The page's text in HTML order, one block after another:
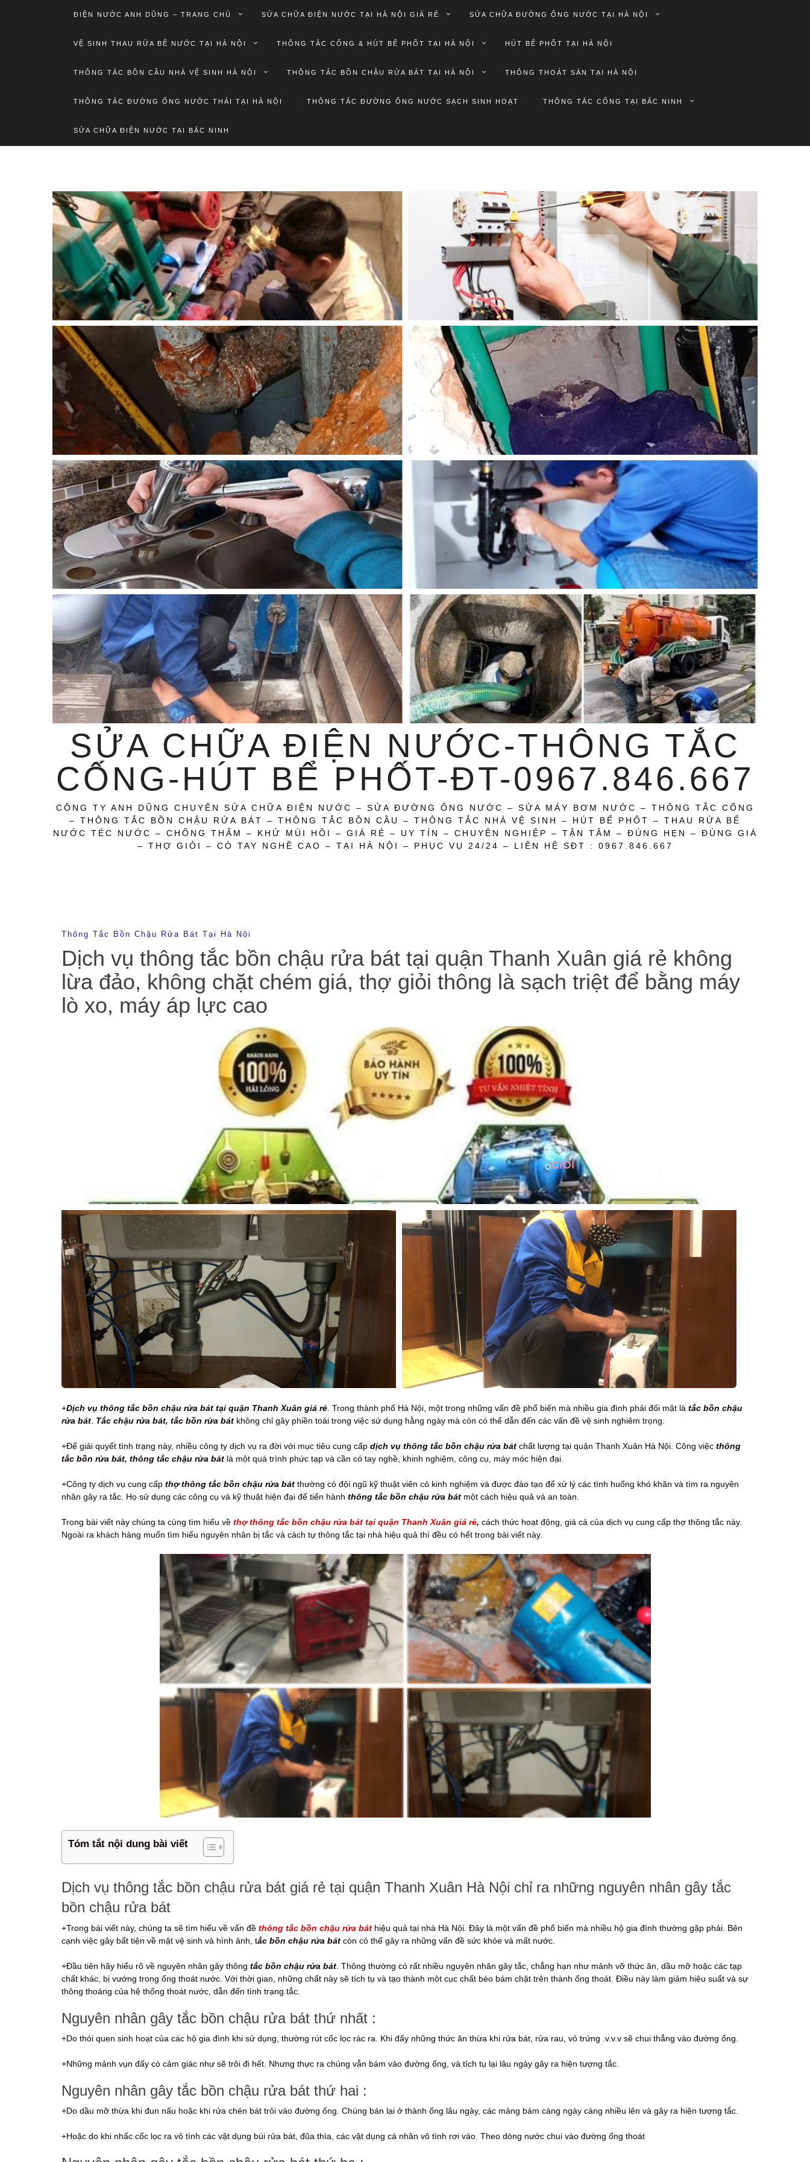
ĐIỆN NƯỚC ANH DŨNG – TRANG CHỦ SỬA CHỮA ĐIỆN NƯỚC TẠI HÀ NỘI GIÁ RẺ SỬA CHỮA ĐƯỜNG ỐNG NƯỚC TẠI HÀ NỘI
VỆ SINH THAU RỬA BỂ NƯỚC TẠI HÀ NỘI THÔNG TẮC CỐNG & HÚT BỂ PHỐT TẠI HÀ NỘI HÚT BỂ PHỐT TẠI HÀ NỘI
THÔNG TẮC BỒN CẦU NHÀ VỆ SINH HÀ NỘI THÔNG TẮC BỒN CHẬU RỬA BÁT TẠI HÀ NỘI THÔNG THOÁT SÀN TẠI HÀ NỘI
THÔNG TẮC ĐƯỜNG ỐNG NƯỚC THẢI TẠI HÀ NỘI THÔNG TẮC ĐƯỜNG ỐNG NƯỚC SẠCH SINH HOẠT THÔNG TẮC CỐNG TẠI BẮC NINH
SỬA CHỮA ĐIỆN NƯỚC TẠI BẮC NINH
SỬA CHỮA ĐIỆN NƯỚC-THÔNG TẮC
CỐNG-HÚT BỂ PHỐT-ĐT-0967.846.667
CÔNG TY ANH DŨNG CHUYÊN SỬA CHỮA ĐIỆN NƯỚC – SỬA ĐƯỜNG ỐNG NƯỚC – SỬA MÁY BƠM NƯỚC – THÔNG TẮC CỐNG
– THÔNG TẮC BỒN CHẬU RỬA BÁT – THÔNG TẮC BỒN CẦU – THÔNG TẮC NHÀ VỆ SINH – HÚT BỂ PHỐT – THAU RỬA BỂ
NƯỚC TÉC NƯỚC – CHỐNG THẤM – KHỬ MÙI HÔI – GIÁ RẺ – UY TÍN – CHUYÊN NGHIỆP – TẬN TÂM – ĐÚNG HẸN – ĐÚNG GIÁ
– THỢ GIỎI – CÓ TAY NGHỀ CAO – TẠI HÀ NỘI – PHỤC VỤ 24/24 – LIÊN HỆ SĐT : 0967.846.667
Thông Tắc Bồn Chậu Rửa Bát Tại Hà Nội
Dịch vụ thông tắc bồn chậu rửa bát tại quận Thanh Xuân giá rẻ không
lừa đảo, không chặt chém giá, thợ giỏi thông là sạch triệt để bằng máy
lò xo, máy áp lực cao
+Dịch vụ thông tắc bồn chậu rửa bát tại quận Thanh Xuân giá rẻ . Trong thành phố Hà Nội, một trong những vấn đề phổ biến mà nhiều gia đình phải đối mặt là tắc bồn chậu
rửa bát Tắc chậu rửa bát, tắc bồn rửa bát không chỉ gây phiền toái trong việc sử dụng hằng ngày mà còn có thể dẫn đến các vấn đề vệ sinh nghiêm trọng.
+Để giải quyết tình trạng này, nhiều công ty dịch vụ ra đời với mục tiêu cung cấp dịch vụ thông tắc bồn chậu rửa bát chất lượng tại quận Thanh Xuân Hà Nội. Công việc thông
tắc bồn rửa bát, thông tắc chậu rửa bát là một quá trình phức tạp và cần có tay nghề, khinh nghiệm, công cụ, máy móc hiện đại.
+Công ty dịch vụ cung cấp thợ thông tắc bồn chậu rửa bát thường có đội ngũ kỹ thuật viên có kinh nghiệm và được đào tạo để xử lý các tình huống khó khăn và tìm ra nguyên
nhân gây ra tắc. Họ sử dụng các công cụ và kỹ thuật hiện đại để tiến hành thông tắc bồn chậu rửa bát một cách hiệu quả và an toàn.
Trong bài viết này chúng ta cùng tìm hiểu về thợ thông tắc bồn chậu rửa bát tại quận Thanh Xuân giá rẻ, cách thức hoạt động, giá cả của dịch vụ cung cấp thợ thông tắc này.
Ngoài ra khách hàng muốn tìm hiểu nguyên nhân bị tắc và cách tự thông tắc tại nhà hiệu quả thì đều có hết trong bài viết này.
Tóm tắt nội dung bài viết
Dịch vụ thông tắc bồn chậu rửa bát giá rẻ tại quận Thanh Xuân Hà Nội chỉ ra những nguyên nhân gây tắc
bồn chậu rửa bát
+Trong bài viết này, chúng ta sẽ tìm hiểu về vấn đề thông tắc bồn chậu rửa bát hiệu quả tại nhà Hà Nội. Đây là một vấn đề phổ biến mà nhiều hộ gia đình thường gặp phải. Bên
cạnh việc gây bất tiện về mặt vệ sinh và hình ảnh, tắc bồn chậu rửa bát còn có thể gây ra những vấn đề sức khỏe và mất nước.
+Đầu tiên hãy hiểu rõ về nguyên nhân gây thông tắc bồn chậu rửa bát. Thông thường có rất nhiều nguyên nhân gây tắc, chẳng hạn như mảnh vỡ thức ăn, dầu mỡ hoặc các tạp
chất khác, bị vướng trong ống thoát nước. Với thời gian, những chất này sẽ tích tụ và tạo thành một cục chất béo bám chặt trên thành ống thoát. Điều này làm giảm hiệu suất và sự
thông thoáng của hệ thống thoát nước, dẫn đến tình trạng tắc.
Nguyên nhân gây tắc bồn chậu rửa bát thứ nhất :
+Do thói quen sinh hoạt của các hộ gia đình khi sử dụng, thường rút cốc lọc rác ra. Khi đấy những thức ăn thừa khi rửa bát, rửa rau, vỏ trứng .v.v.v sẽ chui thẳng vào đường ống.
+Những mảnh vụn đấy có cảm giác như sẽ trôi đi hết. Nhưng thực ra chúng vẫn bám vào đường ống, và tích tụ lại lâu ngày gây ra hiện tượng tắc.
Nguyên nhân gây tắc bồn chậu rửa bát thứ hai :
+Do dầu mỡ thừa khi đun nấu hoặc khi rửa chén bát trôi vào đường ống. Chúng bán lại ở thành ống lâu ngày, các mảng bám càng ngày càng nhiều lên và gây ra hiện tượng tắc.
+Hoặc do khi nhấc cốc lọc ra vô tình các vật dụng búi rửa bát, đũa thìa, các vật dụng cá nhân vô tình rơi vào. Theo dòng nước chui vào đường ống thoát